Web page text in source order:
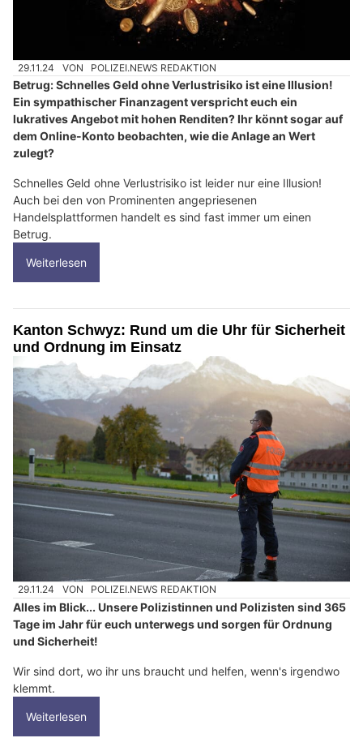
29.11.24 VON POLIZEI.NEWS REDAKTION
Betrug: Schnelles Geld ohne Verlustrisiko ist eine Illusion!
Ein sympathischer Finanzagent verspricht euch ein
lukratives Angebot mit hohen Renditen? Ihr könnt sogar auf
dem Online-Konto beobachten, wie die Anlage an Wert
zulegt?
Schnelles Geld ohne Verlustrisiko ist leider nur eine Illusion!
Auch bei den von Prominenten angepriesenen
Handelsplattformen handelt es sind fast immer um einen
Betrug.
Weiterlesen
Kanton Schwyz: Rund um die Uhr für Sicherheit
und Ordnung im Einsatz
29.11.24 VON POLIZEI.NEWS REDAKTION
Alles im Blick... Unsere Polizistinnen und Polizisten sind 365
Tage im Jahr für euch unterwegs und sorgen für Ordnung
und Sicherheit!
Wir sind dort, wo ihr uns braucht und helfen, wenn's irgendwo
klemmt.
Weiterlesen